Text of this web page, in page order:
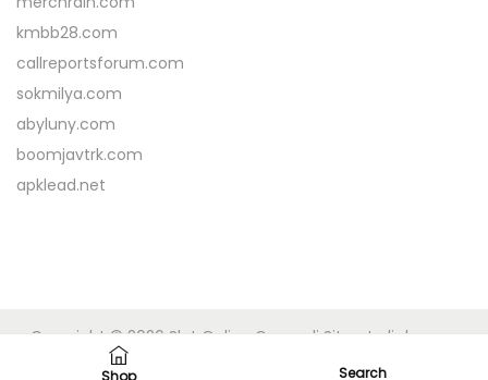
kmbb28.com
callreportsforum.com
sokmilya.com
abyluny.com
boomjavtrk.com
apklead.net
Shop Search
Copyright © 2026 Slot Online Gacor di Situs Judi dengan
Fitur Deposit Pulsa DANA
| Powered byWoostify